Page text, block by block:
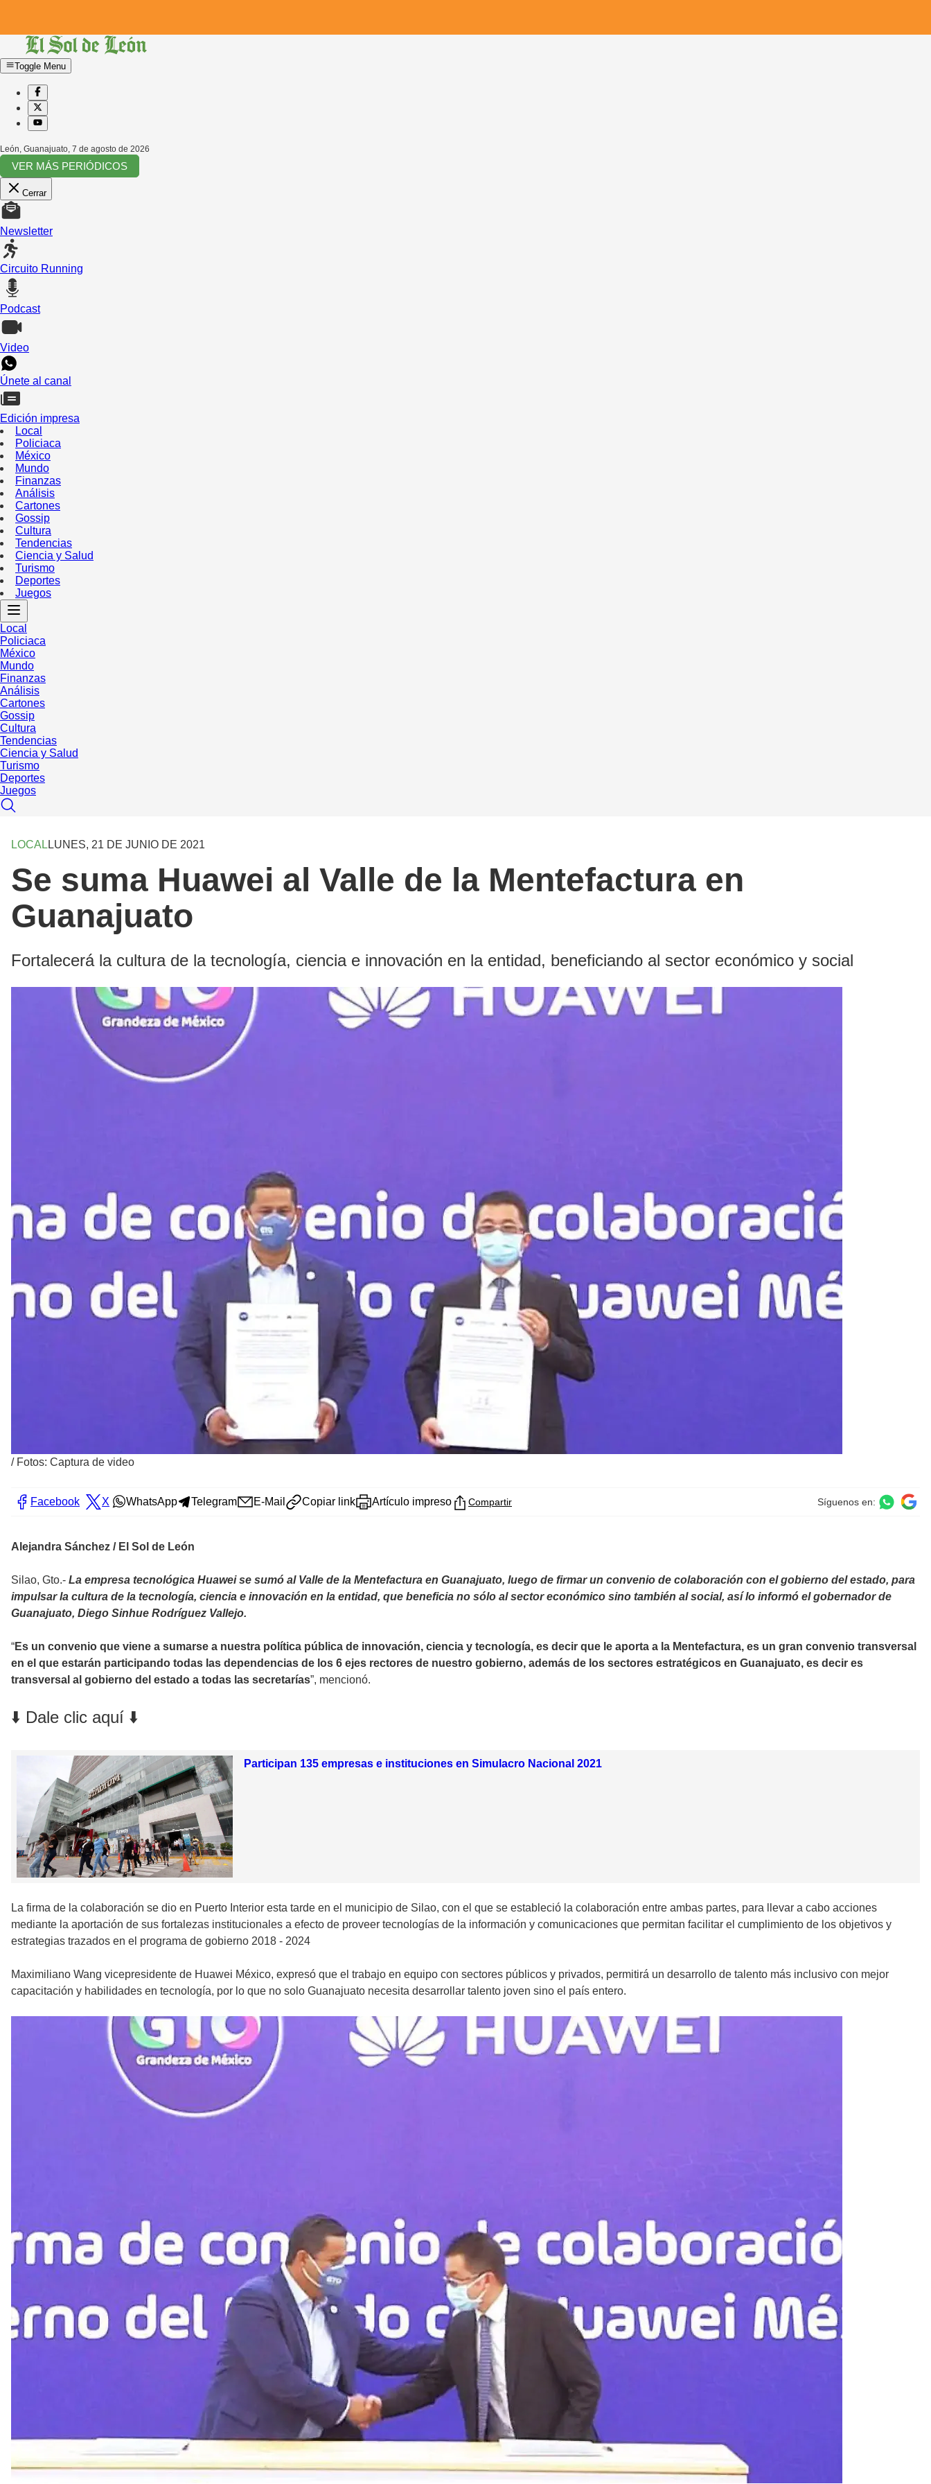
Toggle Menu
León, Guanajuato, 7 de agosto de 2026
VER MÁS PERIÓDICOS
Cerrar
Newsletter
Circuito Running
Podcast
Video
Únete al canal
Edición impresa
Local
Policiaca
México
Mundo
Finanzas
Análisis
Cartones
Gossip
Cultura
Tendencias
Ciencia y Salud
Turismo
Deportes
Juegos
Local
Policiaca
México
Mundo
Finanzas
Análisis
Cartones
Gossip
Cultura
Tendencias
Ciencia y Salud
Turismo
Deportes
Juegos
LOCAL LUNES, 21 DE JUNIO DE 2021
Se suma Huawei al Valle de la Mentefactura en
Guanajuato
Fortalecerá la cultura de la tecnología, ciencia e innovación en la entidad, beneficiando al sector económico y social
/ Fotos: Captura de video
Facebook X WhatsApp Telegram E-Mail Copiar link Artículo impreso Compartir Síguenos en:
Alejandra Sánchez / El Sol de León
Silao, Gto.- La empresa tecnológica Huawei se sumó al Valle de la Mentefactura en Guanajuato, luego de firmar un convenio de colaboración con el gobierno del estado, para
impulsar la cultura de la tecnología, ciencia e innovación en la entidad, que beneficia no sólo al sector económico sino también al social, así lo informó el gobernador de
Guanajuato, Diego Sinhue Rodríguez Vallejo.
“Es un convenio que viene a sumarse a nuestra política pública de innovación, ciencia y tecnología, es decir que le aporta a la Mentefactura, es un gran convenio transversal
en el que estarán participando todas las dependencias de los 6 ejes rectores de nuestro gobierno, además de los sectores estratégicos en Guanajuato, es decir es
transversal al gobierno del estado a todas las secretarías”, mencionó.
⬇️ Dale clic aquí ⬇️
Participan 135 empresas e instituciones en Simulacro Nacional 2021
La firma de la colaboración se dio en Puerto Interior esta tarde en el municipio de Silao, con el que se estableció la colaboración entre ambas partes, para llevar a cabo acciones
mediante la aportación de sus fortalezas institucionales a efecto de proveer tecnologías de la información y comunicaciones que permitan facilitar el cumplimiento de los objetivos y
estrategias trazados en el programa de gobierno 2018 - 2024
Maximiliano Wang vicepresidente de Huawei México, expresó que el trabajo en equipo con sectores públicos y privados, permitirá un desarrollo de talento más inclusivo con mejor
capacitación y habilidades en tecnología, por lo que no solo Guanajuato necesita desarrollar talento joven sino el país entero.